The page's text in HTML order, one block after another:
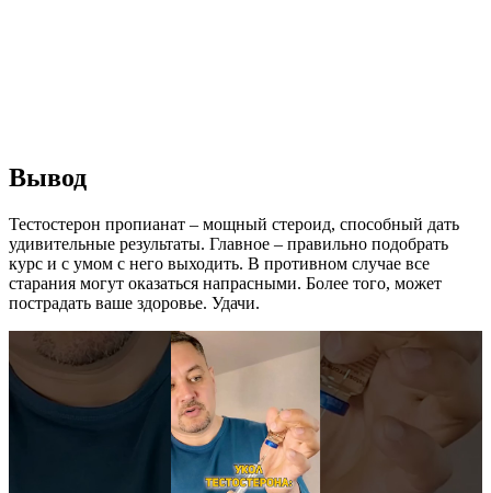
Вывод
Тестостерон пропианат – мощный стероид, способный дать
удивительные результаты. Главное – правильно подобрать
курс и с умом с него выходить. В противном случае все
старания могут оказаться напрасными. Более того, может
пострадать ваше здоровье. Удачи.